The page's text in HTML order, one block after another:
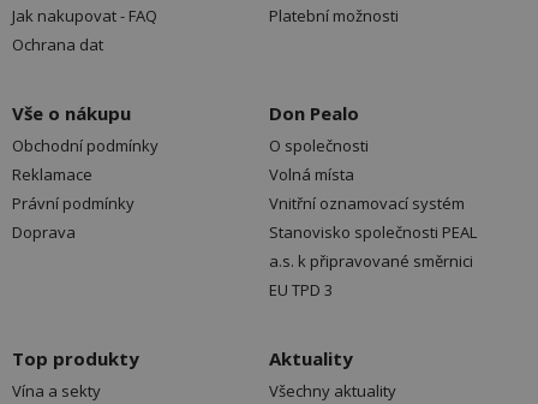
Jak nakupovat - FAQ
Ochrana dat
Platební možnosti
Vše o nákupu
Obchodní podmínky
Reklamace
Právní podmínky
Doprava
Don Pealo
O společnosti
Volná místa
Vnitřní oznamovací systém
Stanovisko společnosti PEAL
a.s. k připravované směrnici
EU TPD 3
Top produkty
Vína a sekty
Aktuality
Všechny aktuality